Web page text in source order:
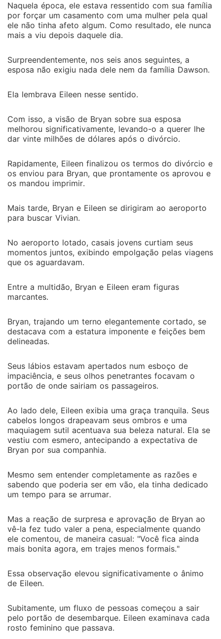
Naquela época, ele estava ressentido com sua família
por forçar um casamento com uma mulher pela qual
ele não tinha afeto algum. Como resultado, ele nunca
mais a viu depois daquele dia.
Surpreendentemente, nos seis anos seguintes, a
esposa não exigiu nada dele nem da família Dawson.
Ela lembrava Eileen nesse sentido.
Com isso, a visão de Bryan sobre sua esposa
melhorou significativamente, levando-o a querer lhe
dar vinte milhões de dólares após o divórcio.
Rapidamente, Eileen finalizou os termos do divórcio e
os enviou para Bryan, que prontamente os aprovou e
os mandou imprimir.
Mais tarde, Bryan e Eileen se dirigiram ao aeroporto
para buscar Vivian.
No aeroporto lotado, casais jovens curtiam seus
momentos juntos, exibindo empolgação pelas viagens
que os aguardavam.
Entre a multidão, Bryan e Eileen eram figuras
marcantes.
Bryan, trajando um terno elegantemente cortado, se
destacava com a estatura imponente e feições bem
delineadas.
Seus lábios estavam apertados num esboço de
impaciência, e seus olhos penetrantes focavam o
portão de onde sairiam os passageiros.
Ao lado dele, Eileen exibia uma graça tranquila. Seus
cabelos longos drapeavam seus ombros e uma
maquiagem sutil acentuava sua beleza natural. Ela se
vestiu com esmero, antecipando a expectativa de
Bryan por sua companhia.
Mesmo sem entender completamente as razões e
sabendo que poderia ser em vão, ela tinha dedicado
um tempo para se arrumar.
Mas a reação de surpresa e aprovação de Bryan ao
vê-la fez tudo valer a pena, especialmente quando
ele comentou, de maneira casual: "Você fica ainda
mais bonita agora, em trajes menos formais."
Essa observação elevou significativamente o ânimo
de Eileen.
Subitamente, um fluxo de pessoas começou a sair
pelo portão de desembarque. Eileen examinava cada
rosto feminino que passava.